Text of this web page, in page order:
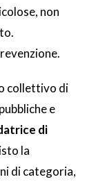
non
collettivo di
e
di
la
di categoria,